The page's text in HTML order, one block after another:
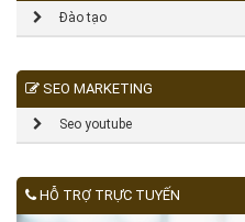
Đào tạo
SEO MARKETING
Seo youtube
HỖ TRỢ TRỰC TUYẾN